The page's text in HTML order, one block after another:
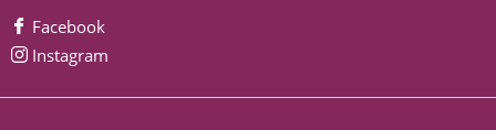
Facebook
Instagram